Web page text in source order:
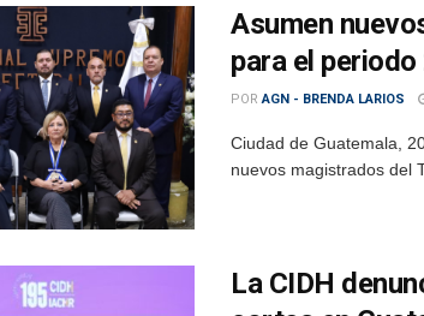
Asumen
para el
POR AGN - BRENDA LARIOS
Ciudad de Guatemala,
nuevos magistrados del
La CIDH